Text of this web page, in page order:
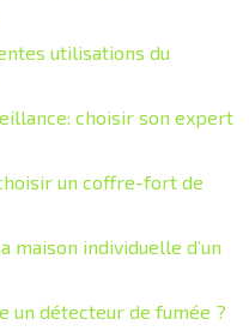
utilisations du
choisir son expert
un coffre-fort de
maison individuelle d’un
un détecteur de fumée ?